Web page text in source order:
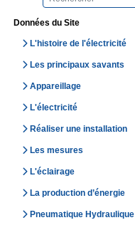
Données du Site
L'histoire de l'électricité
Les principaux savants
Appareillage
L'électricité
Réaliser une installation
Les mesures
L'éclairage
La production d’énergie
Pneumatique Hydraulique